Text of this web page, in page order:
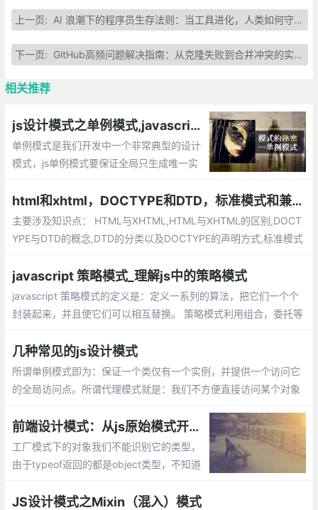
上一页: AI 浪潮下的程序员生存法则：当工具进化，人类如何守住创造力高地
下一页: GitHub高频问题解决指南：从克隆失败到合并冲突的实用方案
相关推荐
js设计模式之单例模式,javascript如何将一个对象设计成单例
单例模式是我们开发中一个非常典型的设计
模式，js单例模式要保证全局只生成唯一实
不同于静态类，我们可以延迟单例对象的初
始化，通常这种情况发生在我们需要等待加
载创建单例的依赖。
html和xhtml，DOCTYPE和DTD，标准模式和兼容模式
主要涉及知识点： HTML与XHTML,HTML与XHTML的区别,DOCT
YPE与DTD的概念,DTD的分类以及DOCTYPE的声明方式,标准模式
andard Mode）和兼容模式（Quircks Mode）的区别
javascript 策略模式_理解js中的策略模式
javascript 策略模式的定义是：定义一系列的算法，把它们一个个
封装起来，并且使它们可以相互替换。 策略模式利用组合，委托等
闭原则，使代码更容易理解和扩展， 策略模式中的代码可以复用。
几种常见的js设计模式
所谓单例模式即为：保证一个类仅有一个实例，并提供一个访问它
的全局访问点。所谓代理模式就是：我们不方便直接访问某个对象
我们实际上访问的是代理对象。
前端设计模式：从js原始模式开始，去理解Js工厂模式和构造函数模式
工厂模式下的对象我们不能识别它的类型，
由于typeof返回的都是object类型，不知道
创建一个独立的person的对象，会造成代码
JS设计模式之Mixin（混入）模式